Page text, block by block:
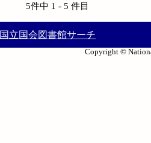
5件中 1 - 5 件目
国立国会図書館サーチ
Copyright ©